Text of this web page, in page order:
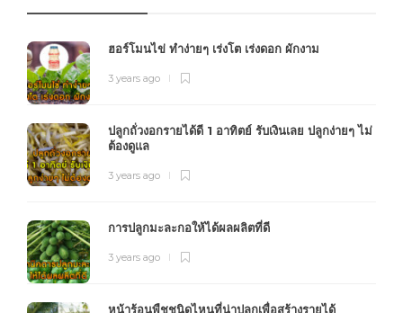
ฮอร์โมนไข่ ทำง่ายๆ เร่งโต เร่งดอก ผักงาม
3 years ago
ปลูกถั่วงอกรายได้ดี 1 อาทิตย์ รับเงินเลย ปลูกง่ายๆ ไม่
ต้องดูแล
3 years ago
การปลูกมะละกอให้ได้ผลผลิตที่ดี
3 years ago
หน้าร้อนพืชชนิดไหนที่น่าปลูกเพื่อสร้างรายได้